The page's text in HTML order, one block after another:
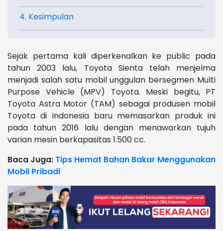
4. Kesimpulan
Sejak pertama kali diperkenalkan ke public pada
tahun 2003 lalu, Toyota Sienta telah menjelma
menjadi salah satu mobil unggulan bersegmen Multi
Purpose Vehicle (MPV) Toyota. Meski begitu, PT
Toyota Astra Motor (TAM) sebagai produsen mobil
Toyota di Indonesia baru memasarkan produk ini
pada tahun 2016 lalu dengan menawarkan tujuh
varian mesin berkapasitas 1.500 cc.
Baca Juga: Tips Hemat Bahan Bakar Menggunakan
Mobil Pribadi